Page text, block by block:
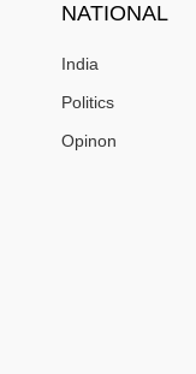
NATIONAL
India
Politics
Opinon